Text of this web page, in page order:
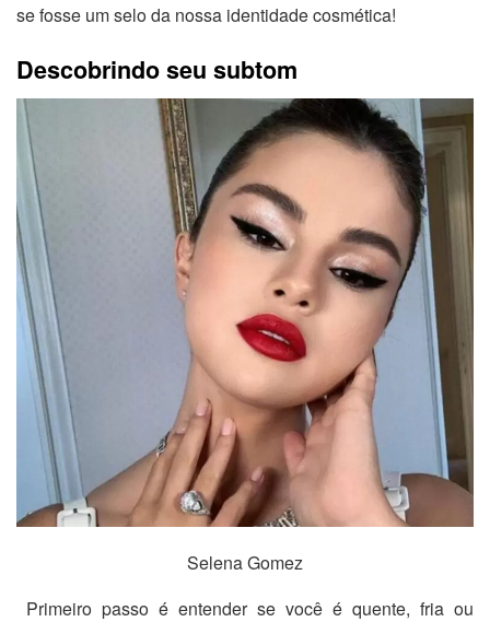
se fosse um selo da nossa identidade cosmética!
Descobrindo seu subtom
Selena Gomez
Primeiro passo é entender se você é quente, fria ou